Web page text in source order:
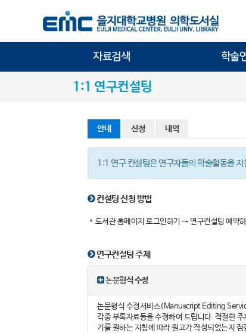
자료검색 학술
1:1 연구컨설팅
안내 신청 내역
1:1 연구 컨설팅은 연구자들의 학술활동을
컨설팅 신청 방법
도서관 홈페이지 로그인하기 → 연구컨설팅 예약
연구컨설팅 주제
논문형식 수정
논문형식 수정서비스(Manuscript Editing
각종 부록자료등을 수정하여 드립니다. 적절한
기를 원하는 지침에 따라 원고가 작성되었는지